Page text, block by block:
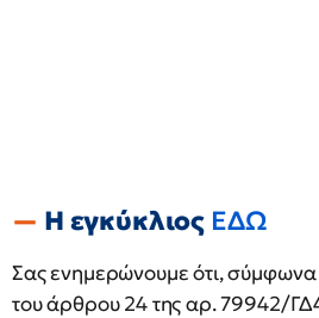
Η εγκύκλιος ΕΔΩ
Σας ενημερώνουμε ότι,
του άρθρου 24 της αρ. 79942/